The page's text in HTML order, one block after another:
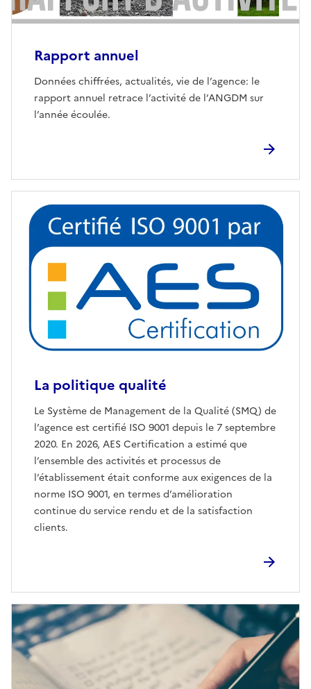
Rapport annuel
Données chiffrées, actualités, vie de l’agence: le
rapport annuel retrace l’activité de l’ANGDM sur
l’année écoulée.
La politique qualité
Le Système de Management de la Qualité (SMQ) de
l’agence est certifié ISO 9001 depuis le 7 septembre
2020. En 2026, AES Certification a estimé que
l’ensemble des activités et processus de
l’établissement était conforme aux exigences de la
norme ISO 9001, en termes d’amélioration
continue du service rendu et de la satisfaction
clients.